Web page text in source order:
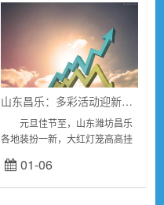
山东昌乐：多彩活动迎新年 节日氛围别样浓
元旦佳节至，山东潍坊昌乐
各地装扮一新，大红灯笼高高挂
的气氛中通过不同方式迎接新年
的到来。 2023年12月29日
01-06